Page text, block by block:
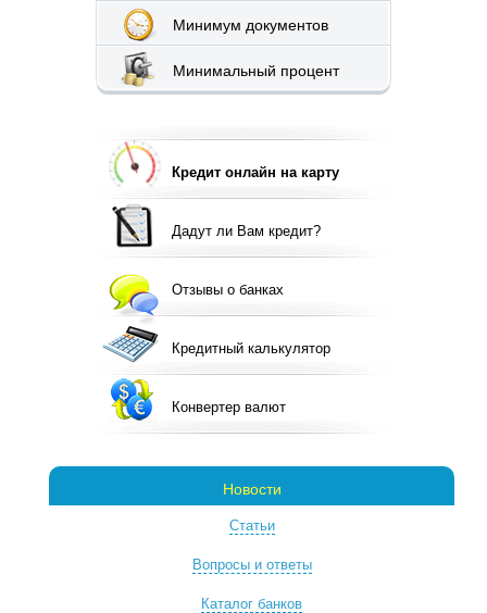
Новости
Статьи
Вопросы и ответы
Каталог банков
Минимум документов
Минимальный процент
Кредит онлайн на карту
Дадут ли Вам кредит?
Отзывы о банках
Кредитный калькулятор
Конвертер валют